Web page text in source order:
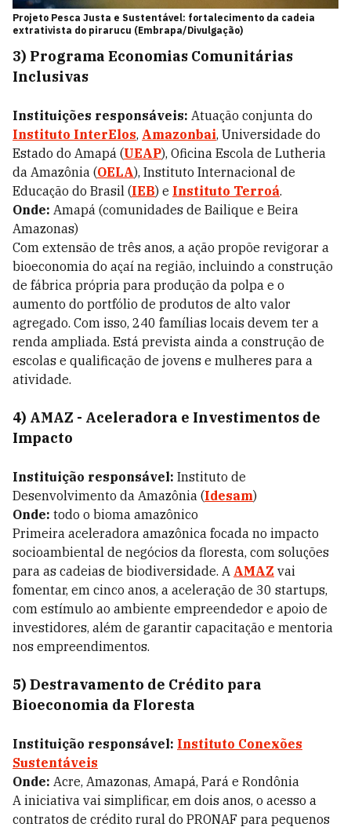
Projeto Pesca Justa e Sustentável: fortalecimento da cadeia
extrativista do pirarucu (Embrapa/Divulgação)
3) Programa Economias Comunitárias
Inclusivas
Instituições responsáveis: Atuação conjunta do
Instituto InterElos, Amazonbai, Universidade do
Estado do Amapá (UEAP), Oficina Escola de Lutheria
da Amazônia (OELA), Instituto Internacional de
Educação do Brasil (IEB) e Instituto Terroá.
Onde: Amapá (comunidades de Bailique e Beira
Amazonas)
Com extensão de três anos, a ação propõe revigorar a
bioeconomia do açaí na região, incluindo a construção
de fábrica própria para produção da polpa e o
aumento do portfólio de produtos de alto valor
agregado. Com isso, 240 famílias locais devem ter a
renda ampliada. Está prevista ainda a construção de
escolas e qualificação de jovens e mulheres para a
atividade.
4) AMAZ - Aceleradora e Investimentos de
Impacto
Instituição responsável: Instituto de
Desenvolvimento da Amazônia (Idesam)
Onde: todo o bioma amazônico
Primeira aceleradora amazônica focada no impacto
socioambiental de negócios da floresta, com soluções
para as cadeias de biodiversidade. A AMAZ vai
fomentar, em cinco anos, a aceleração de 30 startups,
com estímulo ao ambiente empreendedor e apoio de
investidores, além de garantir capacitação e mentoria
nos empreendimentos.
5) Destravamento de Crédito para
Bioeconomia da Floresta
Instituição responsável: Instituto Conexões
Sustentáveis
Onde: Acre, Amazonas, Amapá, Pará e Rondônia
A iniciativa vai simplificar, em dois anos, o acesso a
contratos de crédito rural do PRONAF para pequenos